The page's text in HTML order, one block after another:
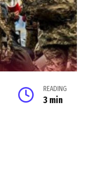
READING
3 min